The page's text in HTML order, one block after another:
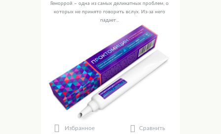
Геморрой – одна из самых деликатных проблем, о
которых не принято говорить вслух. Из-за него
падает...
Избранное Сравнить